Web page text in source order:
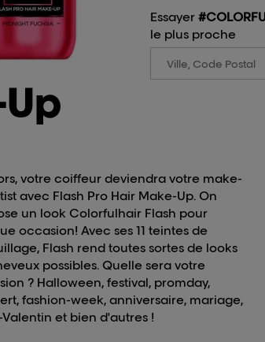
Essayer
le plus proche
votre coiffeur deviendra votre make-
avec Flash Pro Hair Make-Up. On
un look Colorfulhair Flash pour
occasion! Avec ses 11 teintes de
Flash rend toutes sortes de looks
possibles. Quelle sera votre
? Halloween, festival, promday,
fashion-week, anniversaire, mariage,
Valentin et bien d'autres !